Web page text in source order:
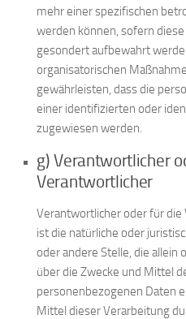
mehr einer spezifischen
werden können, sofern
gesondert aufbewahrt
organisatorischen
gewährleisten, dass die
einer identifizierten oder
zugewiesen werden.
g) Verantwortlicher
Verantwortlicher
Verantwortlicher oder für
ist die natürliche oder
oder andere Stelle, die allein
über die Zwecke und Mittel
personenbezogenen Daten
Mittel dieser Verarbeitung